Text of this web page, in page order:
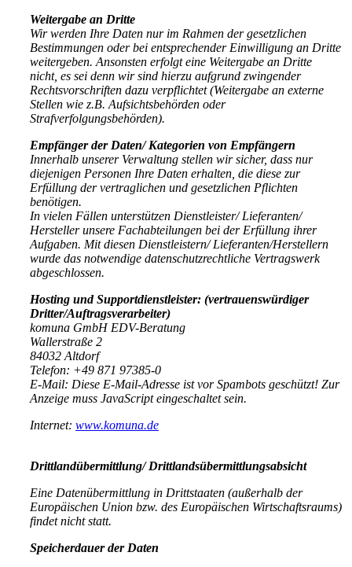
Weitergabe an Dritte
Wir werden Ihre Daten nur im Rahmen der gesetzlichen
Bestimmungen oder bei entsprechender Einwilligung an Dritte
weitergeben. Ansonsten erfolgt eine Weitergabe an Dritte
nicht, es sei denn wir sind hierzu aufgrund zwingender
Rechtsvorschriften dazu verpflichtet (Weitergabe an externe
Stellen wie z.B. Aufsichtsbehörden oder
Strafverfolgungsbehörden).
Empfänger der Daten/ Kategorien von Empfängern
Innerhalb unserer Verwaltung stellen wir sicher, dass nur
diejenigen Personen Ihre Daten erhalten, die diese zur
Erfüllung der vertraglichen und gesetzlichen Pflichten
benötigen.
In vielen Fällen unterstützen Dienstleister/ Lieferanten/
Hersteller unsere Fachabteilungen bei der Erfüllung ihrer
Aufgaben. Mit diesen Dienstleistern/ Lieferanten/Herstellern
wurde das notwendige datenschutzrechtliche Vertragswerk
abgeschlossen.
Hosting und Supportdienstleister: (vertrauenswürdiger
Dritter/Auftragsverarbeiter)
komuna GmbH EDV-Beratung
Wallerstraße 2
84032 Altdorf
Telefon: +49 871 97385-0
E-Mail: Diese E-Mail-Adresse ist vor Spambots geschützt! Zur
Anzeige muss JavaScript eingeschaltet sein.
Internet: www.komuna.de
Drittlandübermittlung/ Drittlandsübermittlungsabsicht
Eine Datenübermittlung in Drittstaaten (außerhalb der
Europäischen Union bzw. des Europäischen Wirtschaftsraums)
findet nicht statt.
Speicherdauer der Daten